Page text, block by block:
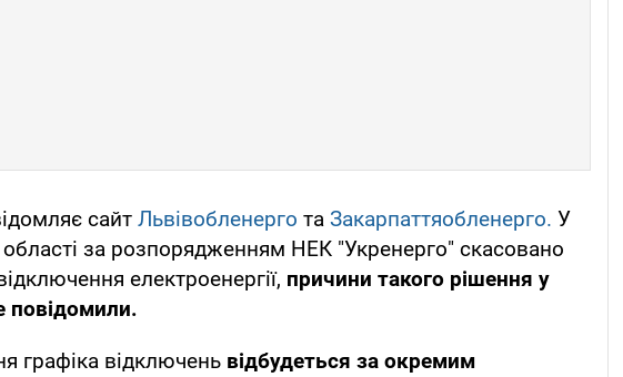
сайт Львівобленерго та Закарпаттяобленерго. У
області за розпорядженням НЕК "Укренерго" скасовано
електроенергії, причини такого рішення у
повідомили.
графіка відключень відбудеться за окремим